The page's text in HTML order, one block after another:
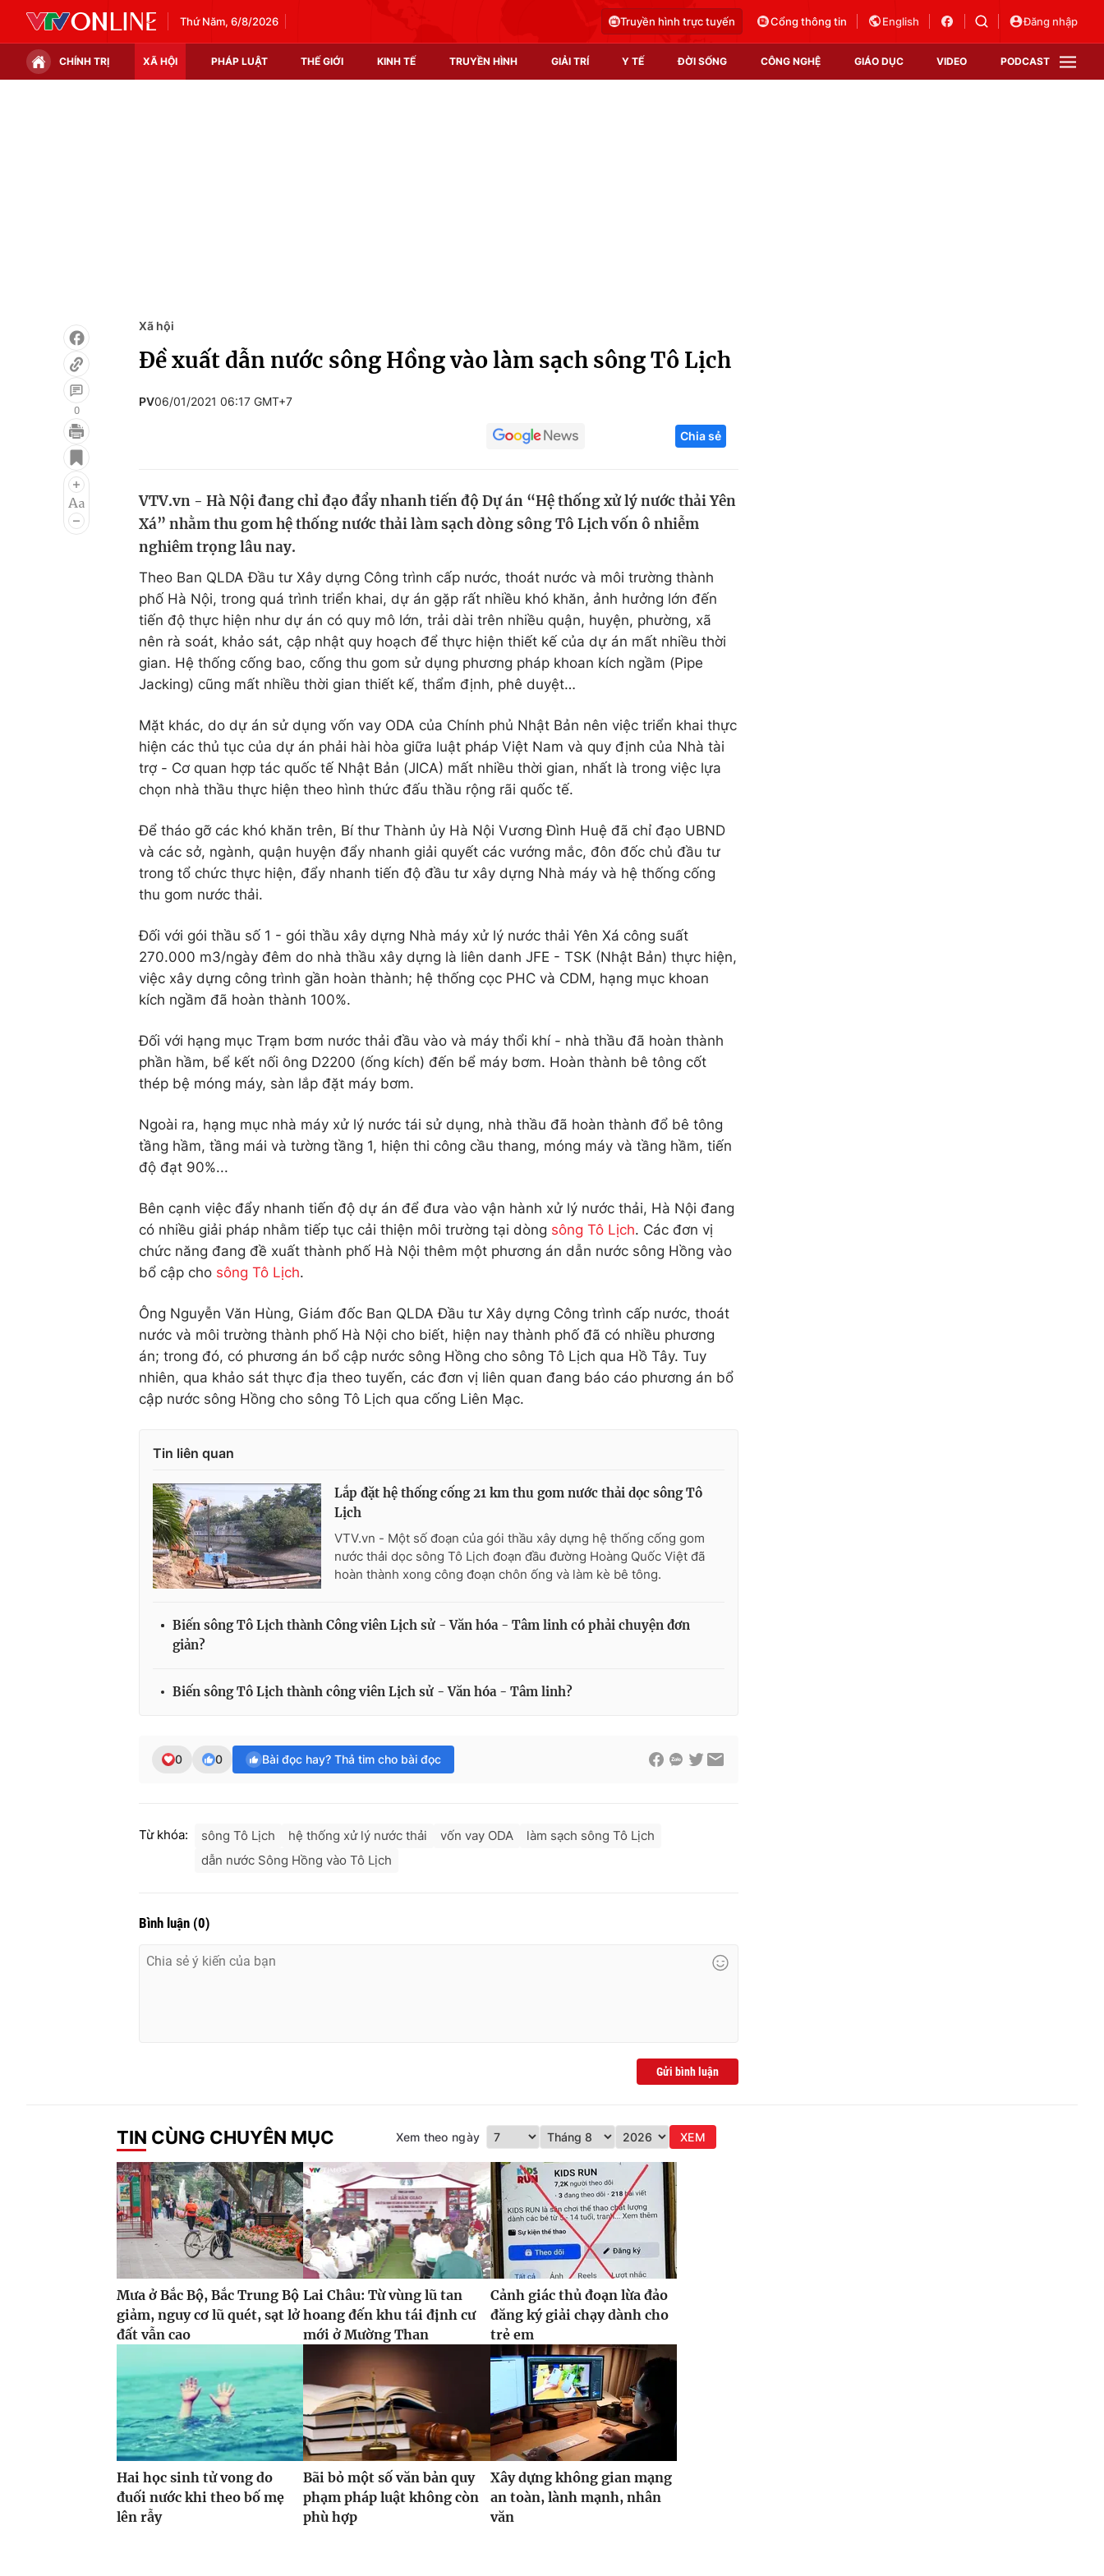
Thứ Năm, 6/8/2026 Truyền hình trực tuyến Cổng thông tin English Đăng nhập
CHÍNH TRỊ XÃ HỘI PHÁP LUẬT THẾ GIỚI KINH TẾ TRUYỀN HÌNH GIẢI TRÍ Y TẾ ĐỜI SỐNG CÔNG NGHỆ GIÁO DỤC VIDEO PODCAST
Infographic
Điện ảnh
Âm nhạc
Làm đẹp
Chất lượng cuộc sống
Học trực tuyến
Công nghệ
Sản phẩm
Tư vấn
0
Xã hội
Đề xuất dẫn nước sông Hồng vào làm sạch sông Tô Lịch
PV06/01/2021 06:17 GMT+7
Chia sẻ
VTV.vn - Hà Nội đang chỉ đạo đẩy nhanh tiến độ Dự án “Hệ thống xử lý nước thải Yên
Xá” nhằm thu gom hệ thống nước thải làm sạch dòng sông Tô Lịch vốn ô nhiễm
nghiêm trọng lâu nay.
Theo Ban QLDA Đầu tư Xây dựng Công trình cấp nước, thoát nước và môi trường thành
phố Hà Nội, trong quá trình triển khai, dự án gặp rất nhiều khó khăn, ảnh hưởng lớn đến
tiến độ thực hiện như dự án có quy mô lớn, trải dài trên nhiều quận, huyện, phường, xã
nên rà soát, khảo sát, cập nhật quy hoạch để thực hiện thiết kế của dự án mất nhiều thời
gian. Hệ thống cống bao, cống thu gom sử dụng phương pháp khoan kích ngầm (Pipe
Jacking) cũng mất nhiều thời gian thiết kế, thẩm định, phê duyệt…
Mặt khác, do dự án sử dụng vốn vay ODA của Chính phủ Nhật Bản nên việc triển khai thực
hiện các thủ tục của dự án phải hài hòa giữa luật pháp Việt Nam và quy định của Nhà tài
trợ - Cơ quan hợp tác quốc tế Nhật Bản (JICA) mất nhiều thời gian, nhất là trong việc lựa
chọn nhà thầu thực hiện theo hình thức đấu thầu rộng rãi quốc tế.
Để tháo gỡ các khó khăn trên, Bí thư Thành ủy Hà Nội Vương Đình Huệ đã chỉ đạo UBND
và các sở, ngành, quận huyện đẩy nhanh giải quyết các vướng mắc, đôn đốc chủ đầu tư
trong tổ chức thực hiện, đẩy nhanh tiến độ đầu tư xây dựng Nhà máy và hệ thống cống
thu gom nước thải.
Đối với gói thầu số 1 - gói thầu xây dựng Nhà máy xử lý nước thải Yên Xá công suất
270.000 m3/ngày đêm do nhà thầu xây dựng là liên danh JFE - TSK (Nhật Bản) thực hiện,
việc xây dựng công trình gần hoàn thành; hệ thống cọc PHC và CDM, hạng mục khoan
kích ngầm đã hoàn thành 100%.
Đối với hạng mục Trạm bơm nước thải đầu vào và máy thổi khí - nhà thầu đã hoàn thành
phần hầm, bể kết nối ông D2200 (ống kích) đến bể máy bơm. Hoàn thành bê tông cốt
thép bệ móng máy, sàn lắp đặt máy bơm.
Ngoài ra, hạng mục nhà máy xử lý nước tái sử dụng, nhà thầu đã hoàn thành đổ bê tông
tầng hầm, tầng mái và tường tầng 1, hiện thi công cầu thang, móng máy và tầng hầm, tiến
độ đạt 90%...
Bên cạnh việc đẩy nhanh tiến độ dự án để đưa vào vận hành xử lý nước thải, Hà Nội đang
có nhiều giải pháp nhằm tiếp tục cải thiện môi trường tại dòng sông Tô Lịch. Các đơn vị
chức năng đang đề xuất thành phố Hà Nội thêm một phương án dẫn nước sông Hồng vào
bổ cập cho sông Tô Lịch.
Ông Nguyễn Văn Hùng, Giám đốc Ban QLDA Đầu tư Xây dựng Công trình cấp nước, thoát
nước và môi trường thành phố Hà Nội cho biết, hiện nay thành phố đã có nhiều phương
án; trong đó, có phương án bổ cập nước sông Hồng cho sông Tô Lịch qua Hồ Tây. Tuy
nhiên, qua khảo sát thực địa theo tuyến, các đơn vị liên quan đang báo cáo phương án bổ
cập nước sông Hồng cho sông Tô Lịch qua cống Liên Mạc.
Tin liên quan
Lắp đặt hệ thống cống 21 km thu gom nước thải dọc sông Tô
Lịch
VTV.vn - Một số đoạn của gói thầu xây dựng hệ thống cống gom
nước thải dọc sông Tô Lịch đoạn đầu đường Hoàng Quốc Việt đã
hoàn thành xong công đoạn chôn ống và làm kè bê tông.
Biến sông Tô Lịch thành Công viên Lịch sử - Văn hóa - Tâm linh có phải chuyện đơn
giản?
Biến sông Tô Lịch thành công viên Lịch sử - Văn hóa - Tâm linh?
0 0 Bài đọc hay? Thả tim cho bài đọc
Từ khóa: sông Tô Lịch hệ thống xử lý nước thải vốn vay ODA
làm sạch sông Tô Lịch
dẫn nước Sông Hồng vào Tô Lịch
Bình luận (0)
Gửi bình luận
TIN CÙNG CHUYÊN MỤC Xem theo ngày XEM
Mưa ở Bắc Bộ, Bắc Trung Bộ
giảm, nguy cơ lũ quét, sạt lở
đất vẫn cao
Lai Châu: Từ vùng lũ tan
hoang đến khu tái định cư
mới ở Mường Than
Cảnh giác thủ đoạn lừa đảo
đăng ký giải chạy dành cho
trẻ em
Hai học sinh tử vong do
đuối nước khi theo bố mẹ
lên rẫy
Bãi bỏ một số văn bản quy
phạm pháp luật không còn
phù hợp
Xây dựng không gian mạng
an toàn, lành mạnh, nhân
văn